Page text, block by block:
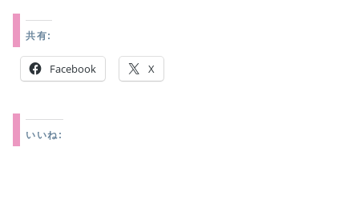
共有:
Facebook X
いいね: